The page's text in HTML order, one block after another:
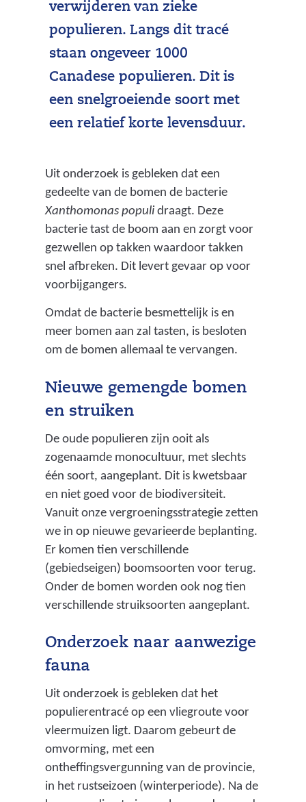
verwijderen van zieke
populieren. Langs dit tracé
staan ongeveer 1000
Canadese populieren. Dit is
een snelgroeiende soort met
een relatief korte levensduur.
Uit onderzoek is gebleken dat een
gedeelte van de bomen de bacterie
Xanthomonas populi draagt. Deze
bacterie tast de boom aan en zorgt voor
gezwellen op takken waardoor takken
snel afbreken. Dit levert gevaar op voor
voorbijgangers.
Omdat de bacterie besmettelijk is en
meer bomen aan zal tasten, is besloten
om de bomen allemaal te vervangen.
Nieuwe gemengde bomen
en struiken
De oude populieren zijn ooit als
zogenaamde monocultuur, met slechts
één soort, aangeplant. Dit is kwetsbaar
en niet goed voor de biodiversiteit.
Vanuit onze vergroeningsstrategie zetten
we in op nieuwe gevarieerde beplanting.
Er komen tien verschillende
(gebiedseigen) boomsoorten voor terug.
Onder de bomen worden ook nog tien
verschillende struiksoorten aangeplant.
Onderzoek naar aanwezige
fauna
Uit onderzoek is gebleken dat het
populierentracé op een vliegroute voor
vleermuizen ligt. Daarom gebeurt de
omvorming, met een
ontheffingsvergunning van de provincie,
in het rustseizoen (winterperiode). Na de